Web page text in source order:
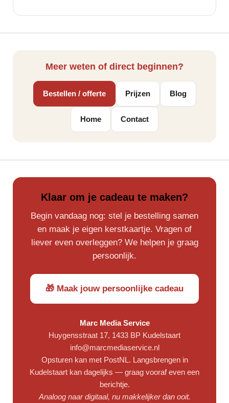
Meer weten of direct beginnen?
Bestellen / offerte Prijzen Blog
Home Contact
Klaar om je cadeau te maken?
Begin vandaag nog: stel je bestelling samen
en maak je eigen kerstkaartje. Vragen of
liever even overleggen? We helpen je graag
persoonlijk.
🎁 Maak jouw persoonlijke cadeau
Marc Media Service
Huygensstraat 17, 1433 BP Kudelstaart
info@marcmediaservice.nl
Opsturen kan met PostNL. Langsbrengen in
Kudelstaart kan dagelijks — graag vooraf even een
berichtje.
Analoog naar digitaal, nu makkelijker dan ooit.